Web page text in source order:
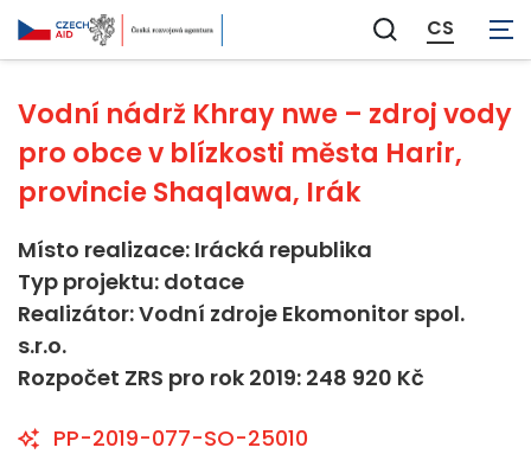
Zobrazit
vyhledávání
CS
Neaplikovatelné
Vodní nádrž Khray nwe – zdroj vody
pro obce v blízkosti města Harir,
provincie Shaqlawa, Irák
Místo realizace: Irácká republika
Typ projektu: dotace
Realizátor: Vodní zdroje Ekomonitor spol.
s.r.o.
Rozpočet ZRS pro rok 2019: 248 920 Kč
PP-2019-077-SO-25010